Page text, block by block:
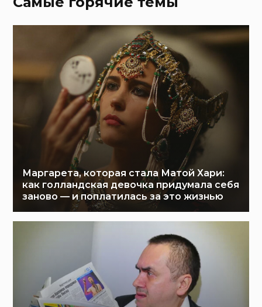
Маргарета, которая стала Матой Хари:
как голландская девочка придумала себя
заново — и поплатилась за это жизнью